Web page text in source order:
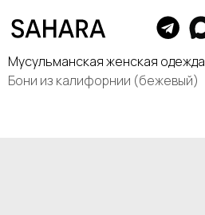
Мусульманская женская одежда
Бони из калифорнии (бежевый)